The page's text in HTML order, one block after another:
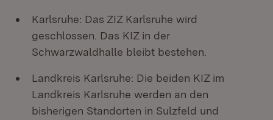
Karlsruhe: Das ZIZ Karlsruhe wird
geschlossen. Das KIZ in der
Schwarzwaldhalle bleibt bestehen.
Landkreis Karlsruhe: Die beiden KIZ im
Landkreis Karlsruhe werden an den
bisherigen Standorten in Sulzfeld und